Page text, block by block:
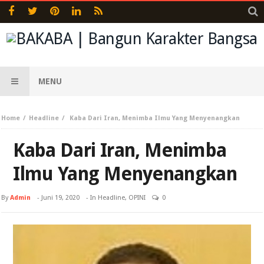
MENU
Home Headline Kaba Dari Iran, Menimba Ilmu Yang Menyenangkan
Kaba Dari Iran, Menimba
Ilmu Yang Menyenangkan
ByAdmin - Juni 19, 2020 - In Headline, OPINI 0